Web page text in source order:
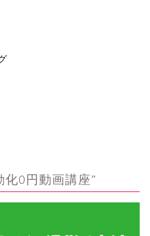
化0円動画講座”